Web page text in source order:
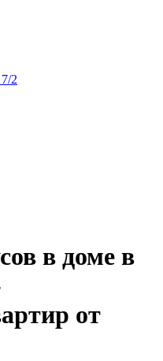
2
в доме в
от